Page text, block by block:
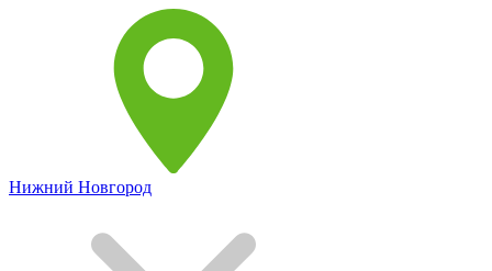
Нижний Новгород